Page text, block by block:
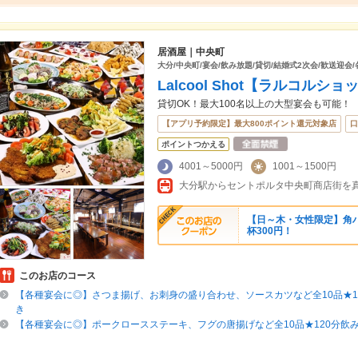
居酒屋｜中央町
大分/中央町/宴会/飲み放題/貸切/結婚式2次会/歓送迎会/
Lalcool Shot【ラルコルショ
貸切OK！最大100名以上の大型宴会も可能！
【アプリ予約限定】最大800ポイント還元対象店
ポイントつかえる
4001～5000円
1001～1500円
大分駅からセントポルタ中央町商店街を
【日～木・女性限定】
杯300円！
このお店のコース
【各種宴会に◎】さつま揚げ、お刺身の盛り合わせ、ソースカツなど全10品
き
【各種宴会に◎】ポークロースステーキ、フグの唐揚げなど全10品★120分飲